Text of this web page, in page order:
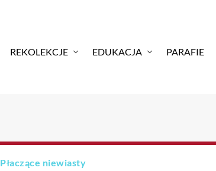
REKOLEKCJE EDUKACJA PARAFIE
Płaczące niewiasty